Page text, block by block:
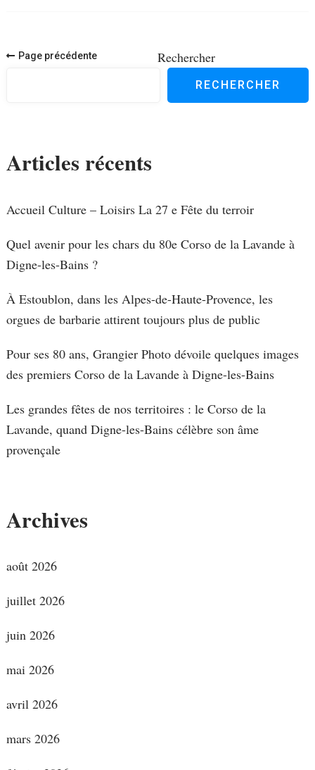
Navigation
Page précédente Rechercher
RECHERCHER
Articles récents
Accueil Culture – Loisirs La 27 e Fête du terroir
Quel avenir pour les chars du 80e Corso de la Lavande à
Digne-les-Bains ?
À Estoublon, dans les Alpes-de-Haute-Provence, les
orgues de barbarie attirent toujours plus de public
Pour ses 80 ans, Grangier Photo dévoile quelques images
des premiers Corso de la Lavande à Digne-les-Bains
Les grandes fêtes de nos territoires : le Corso de la
Lavande, quand Digne-les-Bains célèbre son âme
provençale
Archives
août 2026
juillet 2026
juin 2026
mai 2026
avril 2026
mars 2026